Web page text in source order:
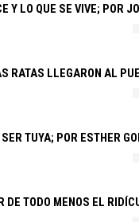
Y LO QUE SE VIVE; POR
RATAS LLEGARON AL
TUYA; POR ESTHER
DE TODO MENOS EL